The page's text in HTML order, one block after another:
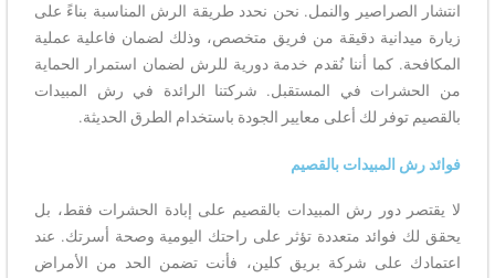
انتشار الصراصير والنمل. نحن نحدد طريقة الرش المناسبة بناءً على
زيارة ميدانية دقيقة من فريق متخصص، وذلك لضمان فاعلية عملية
المكافحة. كما أننا نُقدم خدمة دورية للرش لضمان استمرار الحماية
من الحشرات في المستقبل. شركتنا الرائدة في رش المبيدات
بالقصيم توفر لك أعلى معايير الجودة باستخدام الطرق الحديثة.
فوائد رش المبيدات بالقصيم
لا يقتصر دور رش المبيدات بالقصيم على إبادة الحشرات فقط، بل
يحقق لك فوائد متعددة تؤثر على راحتك اليومية وصحة أسرتك. عند
اعتمادك على شركة بريق كلين، فأنت تضمن الحد من الأمراض